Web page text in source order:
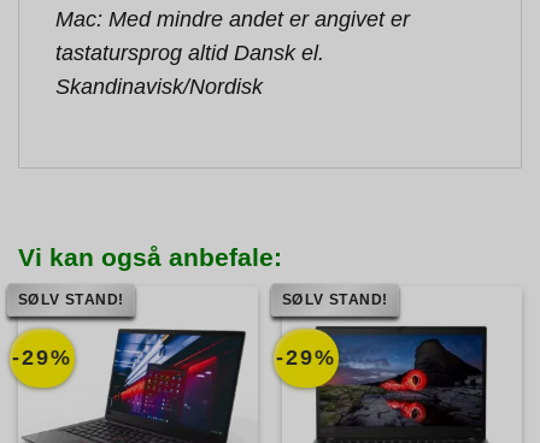
Mac: Med mindre andet er angivet er
tastatursprog altid Dansk el.
Skandinavisk/Nordisk
Vi kan også anbefale:
-29%
SØLV STAND!
-29%
SØLV STAND!